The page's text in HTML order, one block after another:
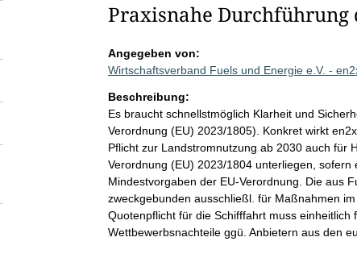
Praxisnahe Durchführung
Angegeben von:
Wirtschaftsverband Fuels und Energie e.V. -
Beschreibung:
Es braucht schnellstmöglich Klarheit und
Verordnung (EU) 2023/1805). Konkret wirkt
Pflicht zur Landstromnutzung ab 2030 auch für
Verordnung (EU) 2023/1804 unterliegen,
Mindestvorgaben der EU-Verordnung. Die aus
zweckgebunden ausschließl. für Maßnahmen
Quotenpflicht für die Schifffahrt muss
Wettbewerbsnachteile ggü. Anbietern aus den